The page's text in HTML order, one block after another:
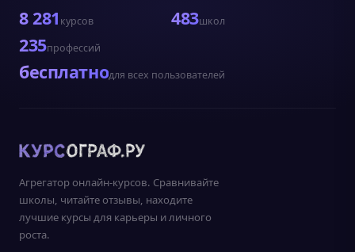
8 281 курсов 483школ
235профессий
бесплатнодля всех пользователей
Агрегатор онлайн-курсов. Сравнивайте
школы, читайте отзывы, находите
лучшие курсы для карьеры и личного
роста.